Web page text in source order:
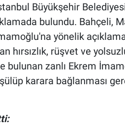
Büyükşehir
bulundu. Bahçeli,
yönelik
hırsızlık, rüşvet ve
bulunan zanlı Ekrem
karara bağlanması